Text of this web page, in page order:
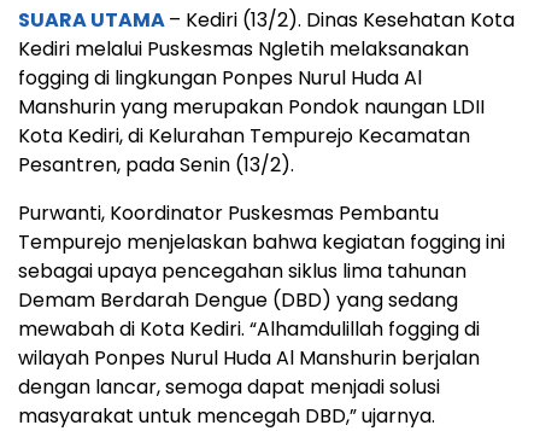
SUARA UTAMA– Kediri (13/2). Dinas Kesehatan Kota
Kediri melalui Puskesmas Ngletih melaksanakan
fogging di lingkungan Ponpes Nurul Huda Al
Manshurin yang merupakan Pondok naungan LDII
Kota Kediri, di Kelurahan Tempurejo Kecamatan
Pesantren, pada Senin (13/2).
Purwanti, Koordinator Puskesmas Pembantu
Tempurejo menjelaskan bahwa kegiatan fogging ini
sebagai upaya pencegahan siklus lima tahunan
Demam Berdarah Dengue (DBD) yang sedang
mewabah di Kota Kediri. “Alhamdulillah fogging di
wilayah Ponpes Nurul Huda Al Manshurin berjalan
dengan lancar, semoga dapat menjadi solusi
masyarakat untuk mencegah DBD,” ujarnya.